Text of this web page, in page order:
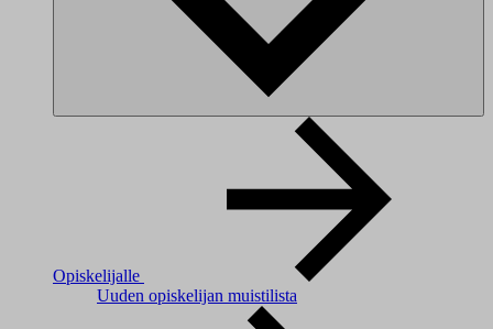
Opiskelijalle
Uuden opiskelijan muistilista